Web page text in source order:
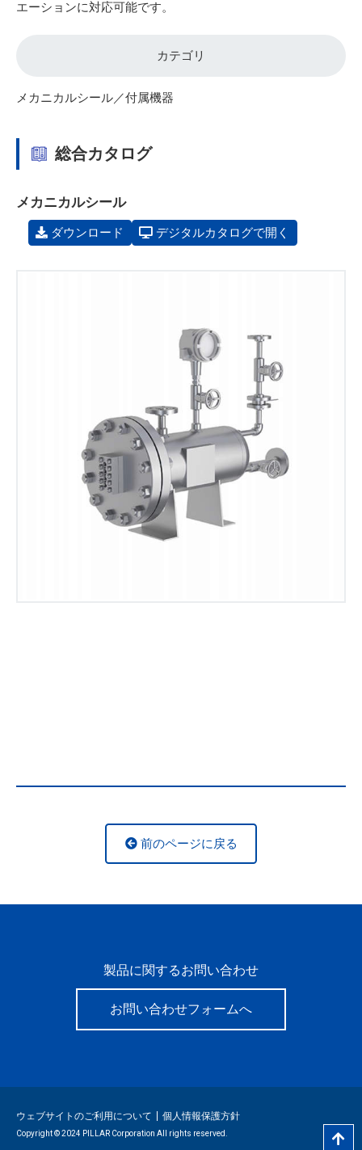
エーションに対応可能です。
カテゴリ
メカニカルシール／付属機器
総合カタログ
メカニカルシール
ダウンロード デジタルカタログで開く
前のページに戻る
製品に関するお問い合わせ
お問い合わせフォームへ
ウェブサイトのご利用について 個人情報保護方針
Copyright © 2024 PILLAR Corporation All rights reserved.